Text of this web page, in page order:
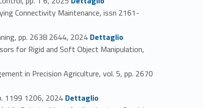
Connectivity Maintenance, issn 2161-
pp. 2638 2644, 2024 Link identifier #identifier_person_168712-24
Dettaglio
for Rigid and Soft Object Manipulation,
in Precision Agriculture, vol. 5, pp. 2670
1199 1206, 2024 Link identifier #identifier_person_123103-27
Dettaglio